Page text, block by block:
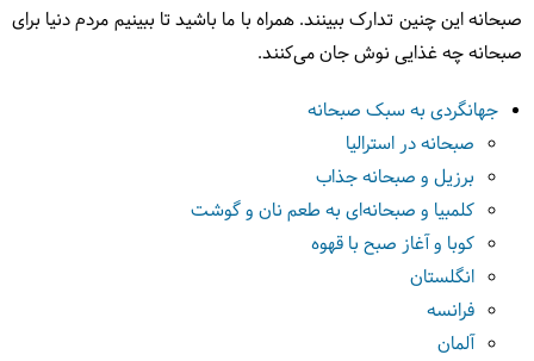
صبحانه این چنین تدارک ببینند. همراه با ما باشید تا ببینیم مردم دنیا برای
صبحانه چه غذایی نوش جان می‌کنند.
جهانگردی به سبک صبحانه
صبحانه در استرالیا
برزیل و صبحانه جذاب
کلمبیا و صبحانه‌ای به طعم نان و گوشت
کوبا و آغاز صبح با قهوه
انگلستان
فرانسه
آلمان